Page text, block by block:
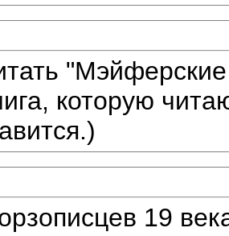
которую
19